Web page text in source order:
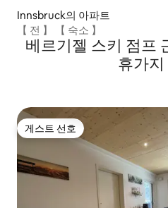
Innsbruck의 아파트
【 전 】 【 숙소 】
베르기젤 스키 점프
휴가
게스트 선호
게스트 선호